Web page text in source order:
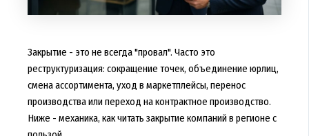
Закрытие - это не всегда "провал". Часто это
реструктуризация: сокращение точек, объединение юрлиц,
смена ассортимента, уход в маркетплейсы, перенос
производства или переход на контрактное производство.
Ниже - механика, как читать закрытие компаний в регионе с